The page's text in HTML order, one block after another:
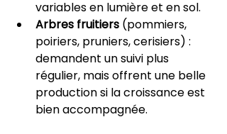
variables en lumière et en sol.
Arbres fruitiers (pommiers,
poiriers, pruniers, cerisiers) :
demandent un suivi plus
régulier, mais offrent une belle
production si la croissance est
bien accompagnée.